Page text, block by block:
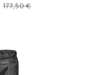
Prix
177,50 €